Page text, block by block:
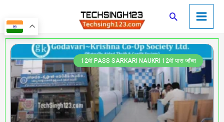
to
content
SearchMain
Menu
12वीं PASS SARKARI NAUKRI 12वीं पास जॉब्स
PagePagePagePagePage